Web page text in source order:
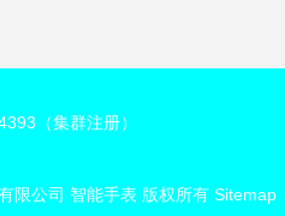
（集群注册）
限公司 智能手表 版权所有 Sitemap